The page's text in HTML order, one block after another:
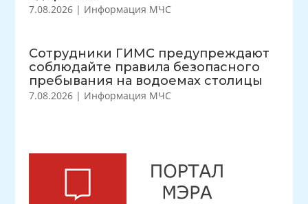
7.08.2026 | Информация МЧС
Сотрудники ГИМС предупреждают
соблюдайте правила безопасного
пребывания на водоемах столицы
7.08.2026 | Информация МЧС